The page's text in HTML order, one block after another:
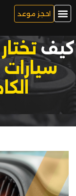
احجز موعد
كيف